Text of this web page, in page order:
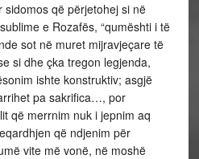
që përjetohej si në
e Rozafës, “qumështi i të
sot në muret mijravjeçare të
si dhe çka tregon legjenda,
ishte konstruktiv; asgjë
pa sakrifica…, por
që merrnim nuk i jepnim aq
që ndjenim për
vite më vonë, në moshë